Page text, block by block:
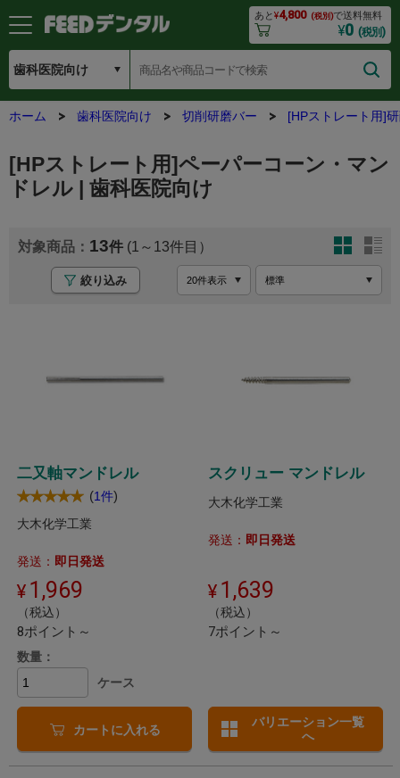
あと¥4,800 (税別)で送料無料
¥0 (税別)
ホーム 歯科医院向け 切削研磨バー [HPストレート用]
[HPストレート用]ペーパーコーン・マン
ドレル | 歯科医院向け
13 (1～13
絞り込み
二又軸マンドレル
(1件)
大木化学工業
発送： 即日発送
1,969
（税込）
8ポイント～
数量：
ケース
カートに入れる
スクリュー マンドレル
大木化学工業
発送： 即日発送
1,639
（税込）
7ポイント～
バリエーション一覧
へ